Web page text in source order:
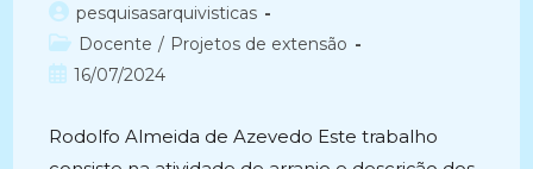
Autor
do
post:
pesquisasarquivisticas
Categoria
do
Docente / Projetos de extensão
Post16/07/2024
Rodolfo Almeida de Azevedo Este trabalho